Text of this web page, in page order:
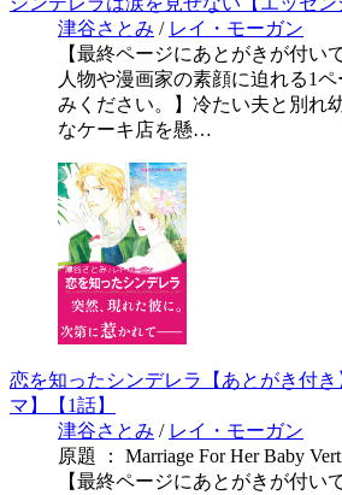
津谷さとみ / レイ・モーガン
【最終ページにあとがきが付い
人物や漫画家の素顔に迫れる1
みください。】冷たい夫と別れ
なケーキ店を懸…
恋を知ったシンデレラ【あとがき付
マ】【1話】
津谷さとみ / レイ・モーガン
原題 ： Marriage For Her Baby
【最終ページにあとがきが付い